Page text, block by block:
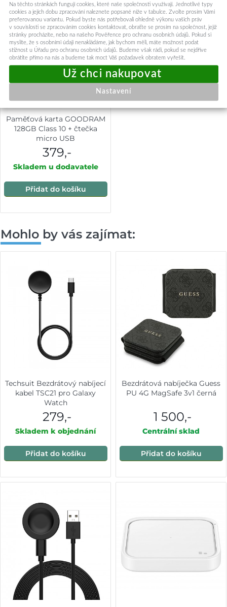
Paměťová karta GOODRAM
128GB Class 10 + čtečka
micro USB
379,-
Skladem u dodavatele
Přidat do košíku
Mohlo by vás zajímat:
Techsuit Bezdrátový nabíjecí
kabel TSC21 pro Galaxy
Watch
279,-
Skladem k objednání
Přidat do košíku
Bezdrátová nabíječka Guess
PU 4G MagSafe 3v1 černá
1 500,-
Centrální sklad
Přidat do košíku
Na těchto stránkách fungují cookies, které naše společnosti využívají. Jednotlivé typy
cookies a jejich dobu zpracování naleznete popsané níže v tabulce. Zvolte prosím Vámi
preferovanou variantu. Pokud byste nás potřebovali ohledně výkonu vašich práv
v souvislosti se zpracováním cookies kontaktovat, obraťte se prosím na společnost, jejíž
stránky procházíte, nebo na našeho Pověřence pro ochranu osobních údajů. Pokud si
myslíte, že s osobními údaji nenakládáme, jak bychom měli, máte možnost podat
stížnost u Úřadu pro ochranu osobních údajů. Budeme však rádi, pokud se nejdříve
obrátíte přímo na nás a budeme tak moct Váš požadavek obratem vyřešit.
Nastavení